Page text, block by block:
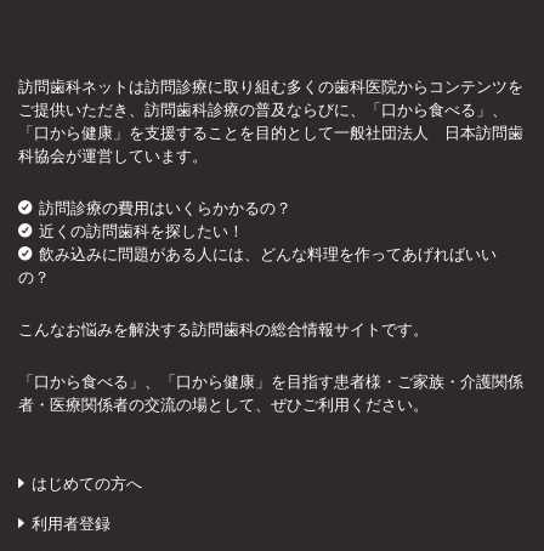
訪問歯科ネットは訪問診療に取り組む多くの歯科医院からコンテンツを
ご提供いただき、訪問歯科診療の普及ならびに、「口から食べる」、
「口から健康」を支援することを目的として一般社団法人 日本訪問歯
科協会が運営しています。
訪問診療の費用はいくらかかるの？
近くの訪問歯科を探したい！
飲み込みに問題がある人には、どんな料理を作ってあげればいい
の？
こんなお悩みを解決する訪問歯科の総合情報サイトです。
「口から食べる」、「口から健康」を目指す患者様・ご家族・介護関係
者・医療関係者の交流の場として、ぜひご利用ください。
はじめての方へ
利用者登録